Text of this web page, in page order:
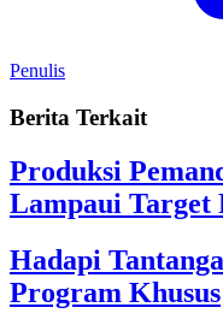
Penulis
Berita Terkait
Produksi
Lampaui Target
Hadapi
Program Khusus